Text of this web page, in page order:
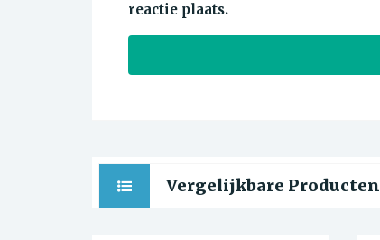
reactie plaats.
Vergelijkbare Producten